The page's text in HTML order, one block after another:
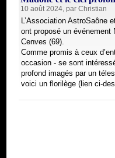
10 août 2024, par Christian
L’Association AstroSaône
ont proposé un événement
Cenves (69).
Comme promis à ceux
occasion - se sont
profond imagés par un
voici un florilège (lien ci-